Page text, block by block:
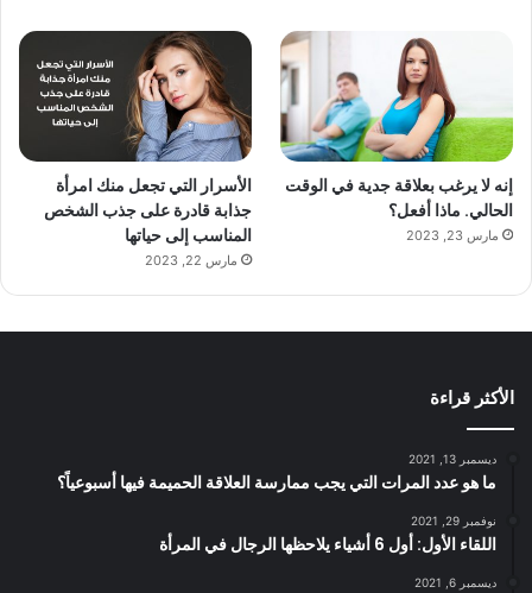
إنه لا يرغب بعلاقة جدية في الوقت
الحالي. ماذا أفعل؟
مارس 23, 2023
الأسرار التي تجعل منك امرأة
جذابة قادرة على جذب الشخص
المناسب إلى حياتها
مارس 22, 2023
الأكثر قراءة
ديسمبر 13, 2021
ما هو عدد المرات التي يجب ممارسة العلاقة الحميمة فيها أسبوعياً؟
نوفمبر 29, 2021
اللقاء الأول: أول 6 أشياء يلاحظها الرجال في المرأة
ديسمبر 6, 2021